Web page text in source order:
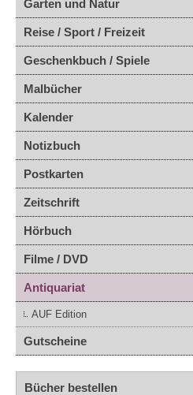
Garten und Natur
Reise / Sport / Freizeit
Geschenkbuch / Spiele
Malbücher
Kalender
Notizbuch
Postkarten
Zeitschrift
Hörbuch
Filme / DVD
Antiquariat
AUF Edition
Gutscheine
Bücher bestellen